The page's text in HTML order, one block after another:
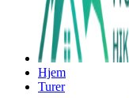
Hjem
Turer